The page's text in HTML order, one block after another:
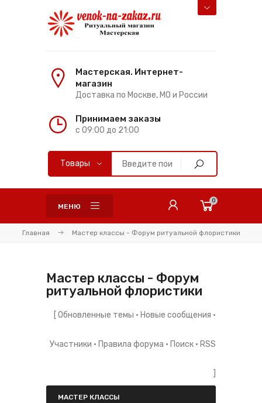
Мастерская. Интернет-
магазин
Доставка по Москве, МО и России
Принимаем заказы
с 09:00 до 21:00
МЕНЮ
0
Главная Мастер классы - Форум ритуальной флористики
Мастер классы - Форум
ритуальной флористики
Обновленные темы · Новые сообщения ·
Участники · Правила форума · Поиск · RSS
МАСТЕР КЛАССЫ